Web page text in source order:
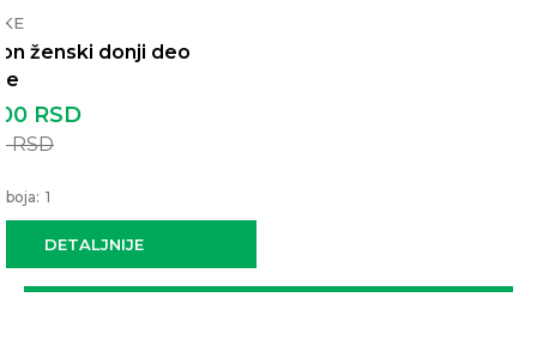
ženski donji deo
DETALJNIJE
RSD
RSD
boja: 1